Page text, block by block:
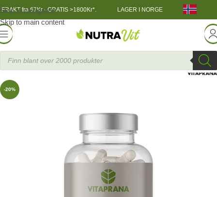
Skip to navigation
Skip to main content
FRAKT fra 67Kr - GRATIS >1800Kr*. LAGER I NORGE
Helsekost»Magnesium Citrate 125 mg, 100 kapsler
-20%